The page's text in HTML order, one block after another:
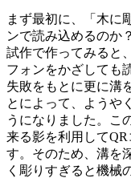
まず最初に、「木に
ンで読み込めるのか
試作で作ってみると
フォンをかざしても
失敗をもとに更に溝
とによって、ようや
うになりました。こ
来る影を利用して
す。そのため、溝を
く彫りすぎると機械